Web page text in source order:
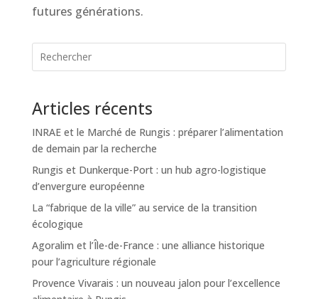
futures générations.
Articles récents
INRAE et le Marché de Rungis : préparer l’alimentation
de demain par la recherche
Rungis et Dunkerque-Port : un hub agro-logistique
d’envergure européenne
La “fabrique de la ville” au service de la transition
écologique
Agoralim et l’Île-de-France : une alliance historique
pour l’agriculture régionale
Provence Vivarais : un nouveau jalon pour l’excellence